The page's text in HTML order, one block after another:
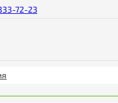
72-23